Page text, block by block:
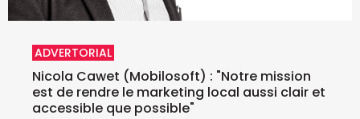
ADVERTORIAL
Nicola Cawet (Mobilosoft) : "Notre mission
est de rendre le marketing local aussi clair et
accessible que possible"